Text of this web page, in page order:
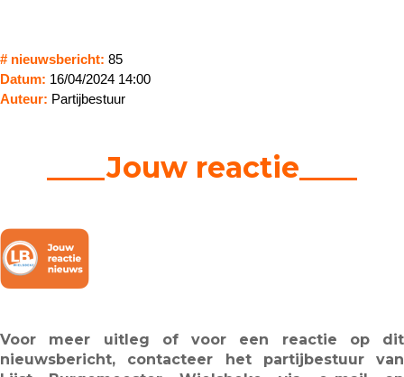
# nieuwsbericht: 85
Datum: 16/04/2024 14:00
Auteur: Partijbestuur
____Jouw reactie____
Voor meer uitleg of voor een reactie op dit
nieuwsbericht, contacteer het partijbestuur van